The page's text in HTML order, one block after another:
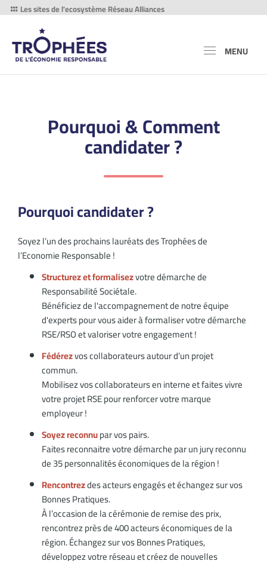
Les sites de l'ecosystème Réseau Alliances
MENU
Pourquoi & Comment
candidater ?
Pourquoi candidater ?
Soyez l’un des prochains lauréats des Trophées de
l’Economie Responsable !
Structurez et formalisezvotre démarche de
Responsabilité Sociétale.
Bénéficiez de l'accompagnement de notre équipe
d'experts pour vous aider à formaliser votre démarche
RSE/RSO et valoriser votre engagement !
Fédérezvos collaborateurs autour d’un projet
commun.
Mobilisez vos collaborateurs en interne et faites vivre
votre projet RSE pour renforcer votre marque
employeur !
Soyez reconnupar vos pairs.
Faites reconnaitre votre démarche par un jury reconnu
de 35 personnalités économiques de la région !
Rencontrezdes acteurs engagés et échangez sur vos
Bonnes Pratiques.
À l’occasion de la cérémonie de remise des prix,
rencontrez près de 400 acteurs économiques de la
région. Échangez sur vos Bonnes Pratiques,
développez votre réseau et créez de nouvelles